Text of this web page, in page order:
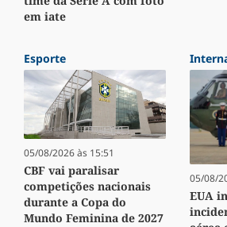
em iate
Esporte
05/08/2026 às 15:51
CBF vai paralisar
competições nacionais
durante a Copa do
Mundo Feminina de 2027
05/08/
EUA